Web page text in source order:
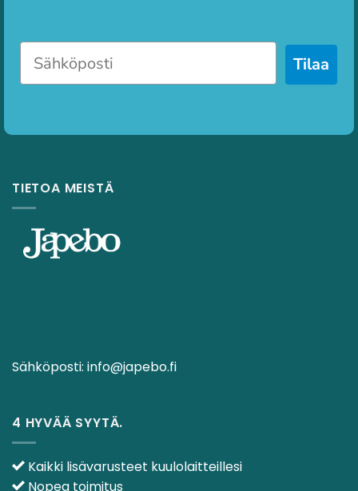
Tilaa
TIETOA MEISTÄ
Sähköposti: info@japebo.fi
4 HYVÄÄ SYYTÄ.
Kaikki lisävarusteet kuulolaitteillesi
Nopea toimitus